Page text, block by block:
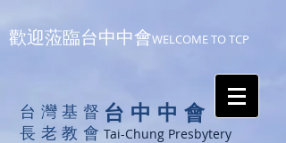
歡迎蒞臨台中中會WELCOME TO TCP
台灣基督
長老教會
台中中會
Tai-Chung Presbytery